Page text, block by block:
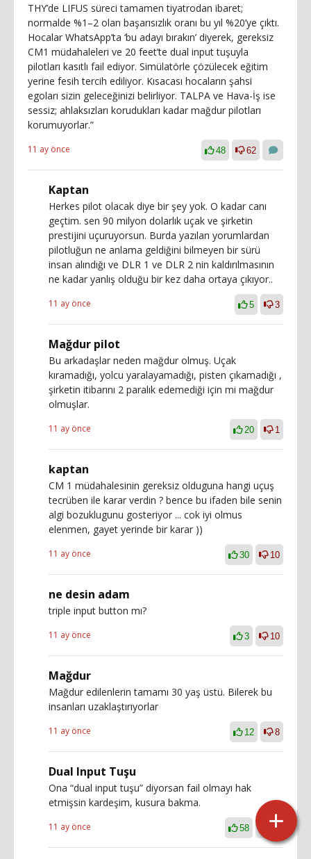
THY’de LIFUS süreci tamamen tiyatrodan ibaret;
normalde %1–2 olan başarısızlık oranı bu yıl %20’ye çıktı.
Hocalar WhatsApp’ta ‘bu adayı bırakın’ diyerek, gereksiz
CM1 müdahaleleri ve 20 feet’te dual input tuşuyla
pilotları kasıtlı fail ediyor. Simülatörle çözülecek eğitim
yerine fesih tercih ediliyor. Kısacası hocaların şahsi
egoları sizin geleceğinizi belirliyor. TALPA ve Hava-İş ise
sessiz; ahlaksızları korudukları kadar mağdur pilotları
korumuyorlar.”
11 ay önce 48 62
Kaptan
Herkes pilot olacak diye bir şey yok. O kadar canı
geçtim. sen 90 milyon dolarlık uçak ve şirketin
prestijini uçuruyorsun. Burda yazılan yorumlardan
pilotluğun ne anlama geldiğini bilmeyen bir sürü
insan alındığı ve DLR 1 ve DLR 2 nin kaldırılmasının
ne kadar yanlış olduğu bir kez daha ortaya çıkıyor..
11 ay önce 5 3
Mağdur pilot
Bu arkadaşlar neden mağdur olmuş. Uçak
kıramadığı, yolcu yaralayamadığı, pisten çıkamadığı ,
şirketin itibarını 2 paralık edemediği için mi mağdur
olmuşlar.
11 ay önce 20 1
kaptan
CM 1 müdahalesinin gereksiz olduguna hangi uçuş
tecrüben ile karar verdin ? bence bu ifaden bile senin
algi bozuklugunu gosteriyor ... cok iyi olmus
elenmen, gayet yerinde bir karar ))
11 ay önce 30 10
ne desin adam
triple input button mı?
11 ay önce 3 10
Mağdur
Mağdur edilenlerin tamamı 30 yaş üstü. Bilerek bu
insanları uzaklaştırıyorlar
11 ay önce 12 8
Dual Input Tuşu
Ona “dual input tuşu” diyorsan fail olmayı hak
etmişsin kardeşim, kusura bakma.
11 ay önce 58 19